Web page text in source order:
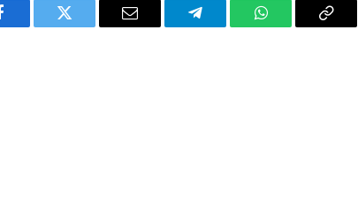
Twitter Email Telegram WhatsAppCopy